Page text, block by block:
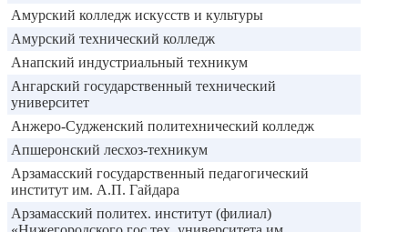
Амурский колледж искусств и культуры
Амурский технический колледж
Анапский индустриальный техникум
Ангарский государственный технический
университет
Анжеро-Судженский политехнический колледж
Апшеронский лесхоз-техникум
Арзамасский государственный педагогический
институт им. А.П. Гайдара
Арзамасский политех. институт (филиал)